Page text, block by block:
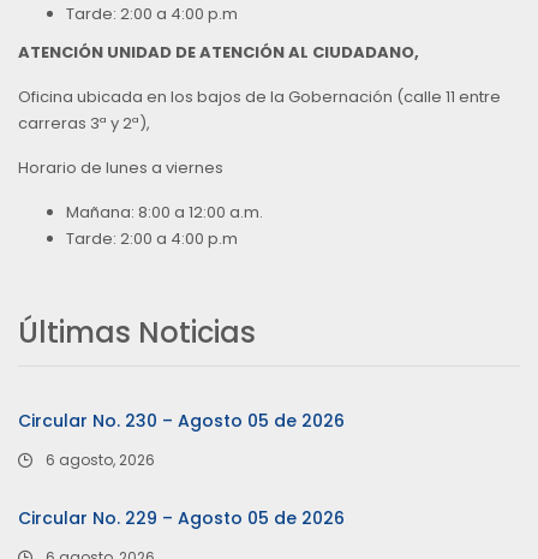
Tarde: 2:00 a 4:00 p.m
ATENCIÓN UNIDAD DE ATENCIÓN AL CIUDADANO,
Oficina ubicada en los bajos de la Gobernación (calle 11 entre
carreras 3ª y 2ª),
Horario de lunes a viernes
Mañana: 8:00 a 12:00 a.m.
Tarde: 2:00 a 4:00 p.m
Últimas Noticias
Circular No. 230 – Agosto 05 de 2026
6 agosto, 2026
Circular No. 229 – Agosto 05 de 2026